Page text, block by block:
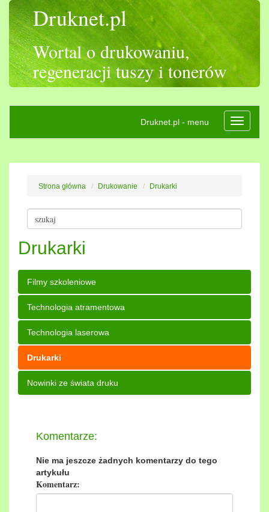
Druknet.pl
Wortal o drukowaniu,
regeneracji tuszy i tonerów
Rozwiń
Druknet.pl - menu
Strona główna Drukowanie Drukarki
Drukarki
Filmy szkoleniowe
Technologia atramentowa
Technologia laserowa
Drukarki
Nowinki ze świata druku
Komentarze:
Nie ma jeszcze żadnych komentarzy do tego
artykułu
Komentarz: